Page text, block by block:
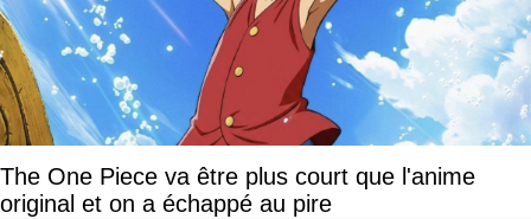
The One Piece va être plus court que l'anime
original et on a échappé au pire